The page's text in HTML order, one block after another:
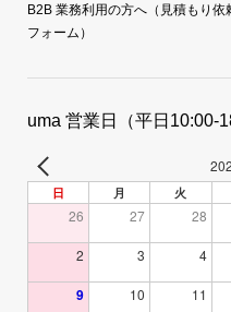
B2B 業務利用の方へ（見積もり依
フォーム）
uma 営業日（平日10:00-
日 月 火
26 27 28
2 3 4
9 10 11